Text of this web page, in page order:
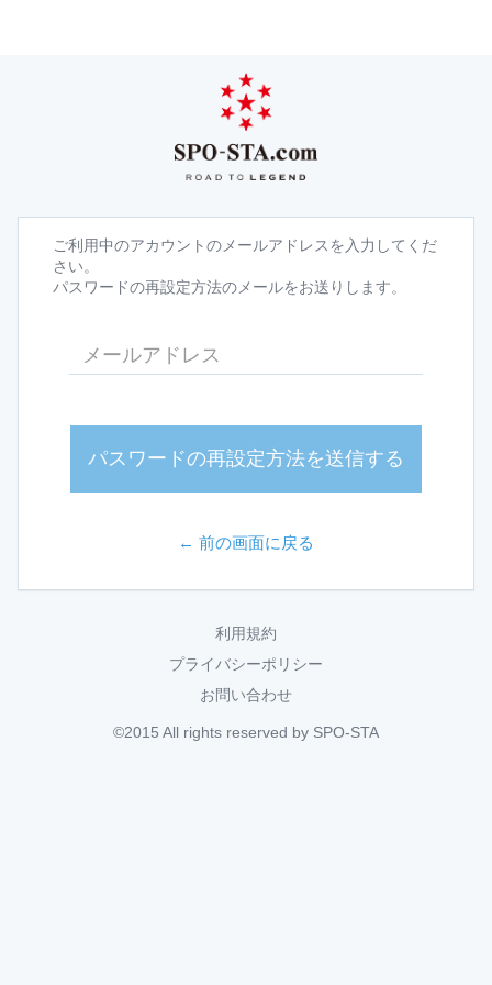
ご利用中のアカウントのメールアドレスを入力してくだ
さい。
パスワードの再設定方法のメールをお送りします。
パスワードの再設定方法を送信する
← 前の画面に戻る
利用規約
プライバシーポリシー
お問い合わせ
©2015 All rights reserved by SPO-STA